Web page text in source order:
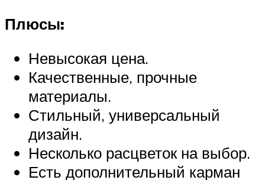
Плюсы:
Невысокая цена.
Качественные, прочные
материалы.
Стильный, универсальный
дизайн.
Несколько расцветок на выбор.
Есть дополнительный карман